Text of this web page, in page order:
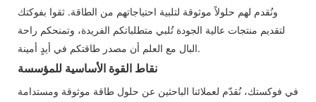
ونُقدم لهم حلولاً موثوقة لتلبية احتياجاتهم من الطاقة. ثقوا بفوكتك
لتقديم منتجات عالية الجودة تُلبي متطلباتكم الفريدة، وتمنحكم راحة
البال مع العلم أن مصدر طاقتكم في أيدٍ أمينة.
نقاط القوة الأساسية للمؤسسة
في فوكستك، نُقدّم لعملائنا الباحثين عن حلول طاقة موثوقة ومستدامة